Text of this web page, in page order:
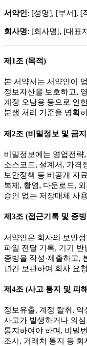
서약인: [성명], [부서], [
회사명: [회사명], [대표
제1조 (목적)
본 서약서는 서약인이
정보자산을 보호하고,
계정 오남용 등으로 인
분쟁 처리 기준을 명확
제2조 (비밀정보 및 금
비밀정보에는 영업전략
소스코드, 설계서, 가격
보안정책 등 비공개 자
복제, 촬영, 다운로드,
승인 없는 저장매체 사
제3조 (접근기록 및 증
서약인은 회사의 보안
파일 전달 기록, 기기 반
증빙을 작성·제출하고,
년간 보관하여 회사 요
제4조 (사고 통지 및 피
정보유출, 계정 탈취,
사고가 발생하거나 의
통지하여야 하며, 비밀
조사, 거래처 통지 등